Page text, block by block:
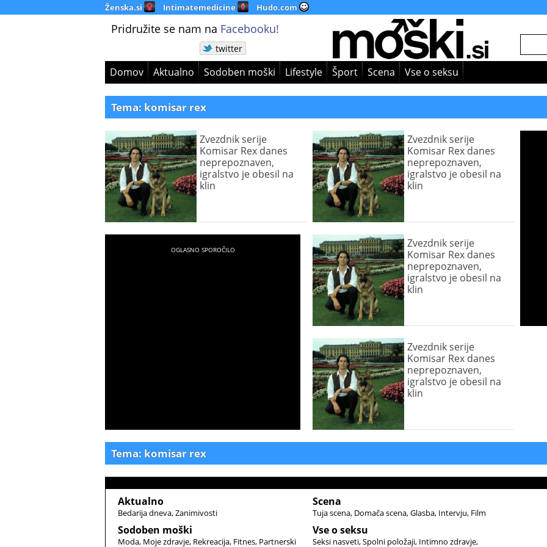
Ženska.si Intimatemedicine Hudo.com
Pridružite se nam na Facebooku!
twitter
Domov Aktualno Sodoben moški Lifestyle Šport Scena Vse o seksu
Tema: komisar rex
Zvezdnik serije
Komisar Rex danes
neprepoznaven,
igralstvo je obesil na
klin
Zvezdnik serije
Komisar Rex danes
neprepoznaven,
igralstvo je obesil na
klin
Zvezdnik serije
Komisar Rex danes
neprepoznaven,
igralstvo je obesil na
klin
Zvezdnik serije
Komisar Rex danes
neprepoznaven,
igralstvo je obesil na
klin
Tema: komisar rex
Aktualno
Bedarija dneva Zanimivosti
Sodoben moški
Moda Moje zdravje Rekreacija Fitnes Partnerski
Scena
Tuja scena Domača scena Glasba Intervju Film
Vse o seksu
Seksi nasveti Spolni položaji Intimno zdravje